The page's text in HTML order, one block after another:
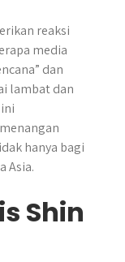
reaksi
media
dan
lambat dan
hanya bagi
Asia.
Shin